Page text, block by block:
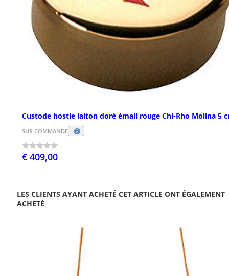
Custode hostie laiton doré émail rouge Chi-Rho Molina 5
SUR COMMANDE
€ 409,00
LES CLIENTS AYANT ACHETÉ CET ARTICLE ONT ÉGALEMENT
ACHETÉ